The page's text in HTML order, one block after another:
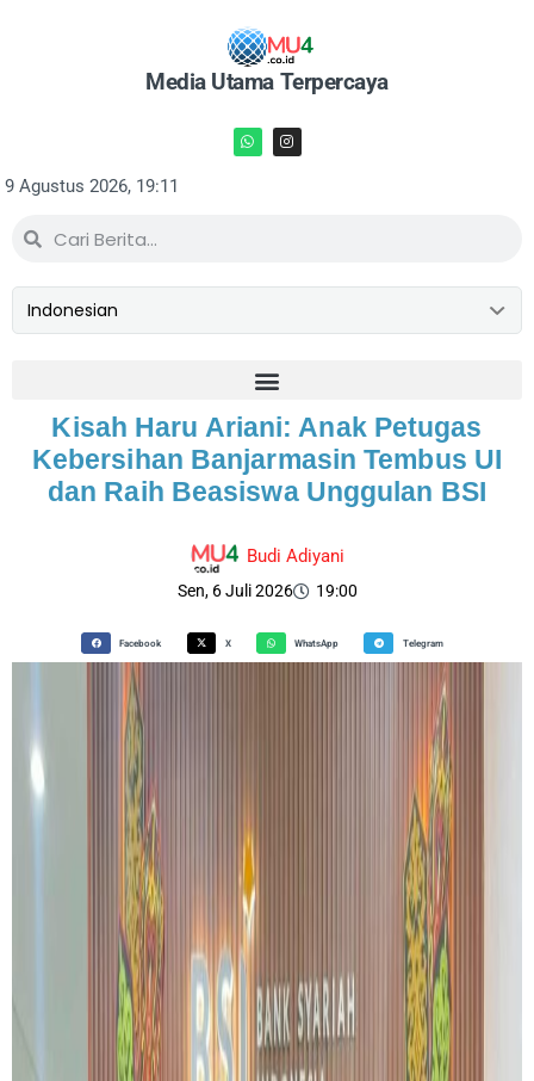
Media Utama Terpercaya
9 Agustus 2026, 19:11
Kisah Haru Ariani: Anak Petugas
Kebersihan Banjarmasin Tembus UI
dan Raih Beasiswa Unggulan BSI
Budi Adiyani
Sen, 6 Juli 2026 19:00
Facebook X WhatsApp Telegram